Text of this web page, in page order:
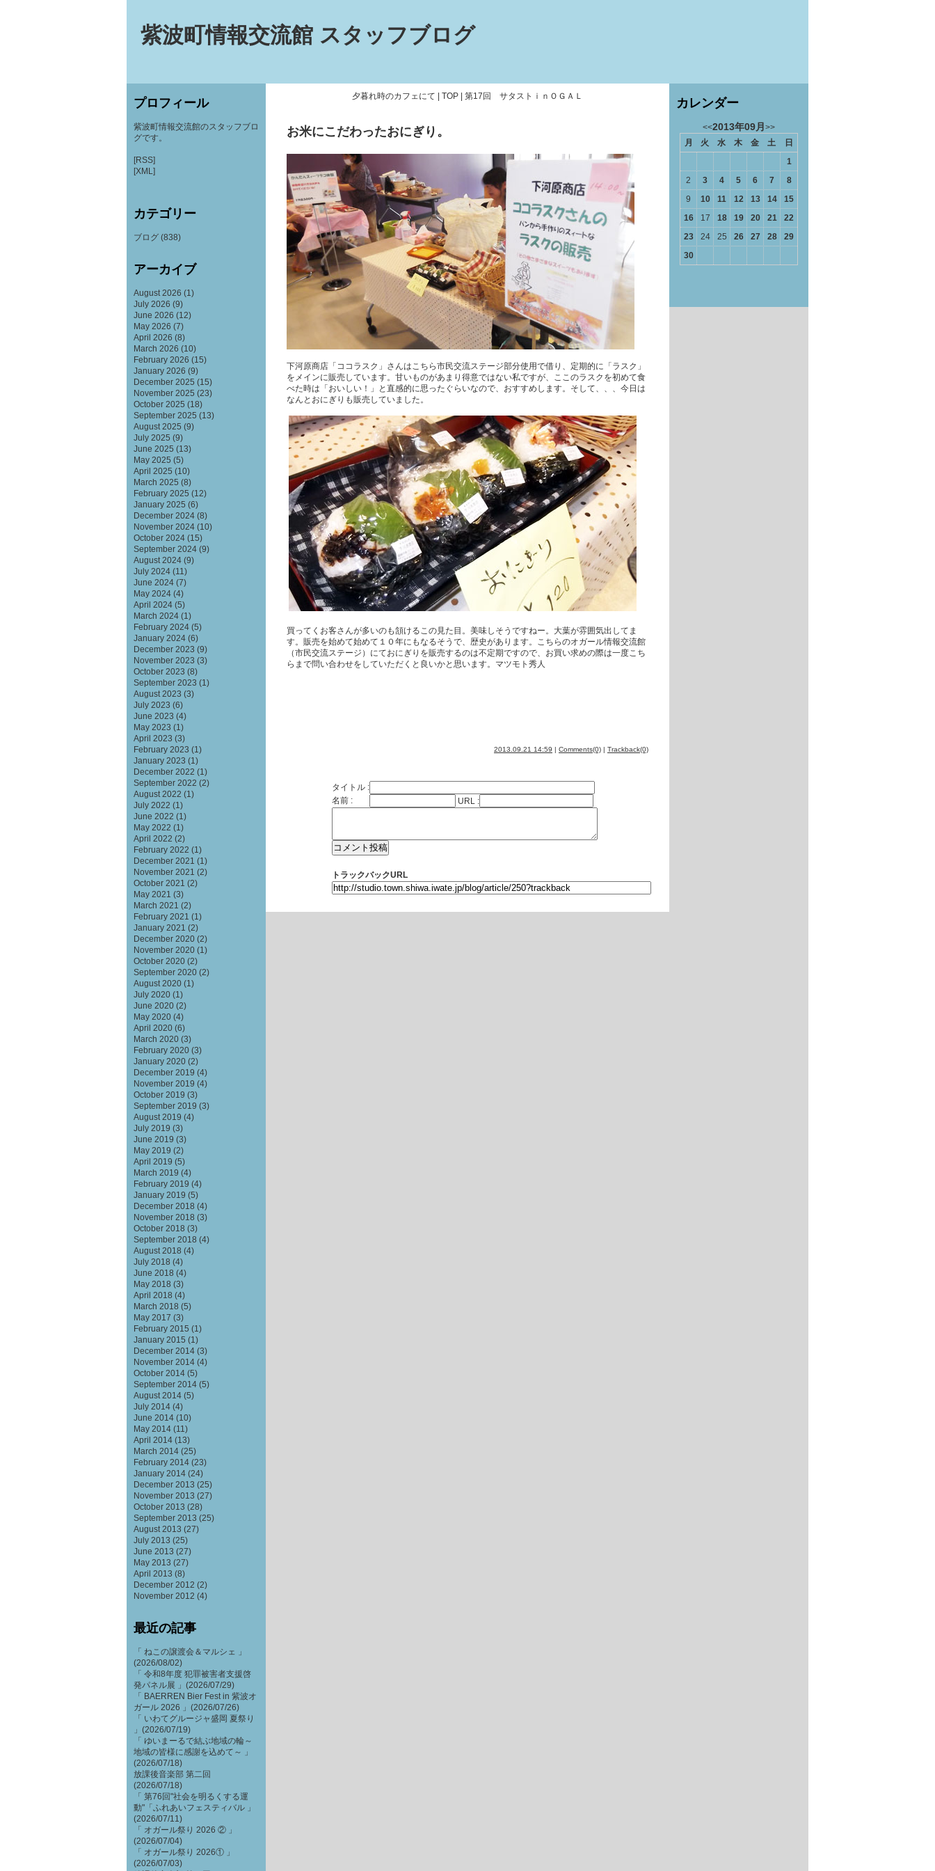
紫波町情報交流館 スタッフブログ
夕暮れ時のカフェにて TOP 第17回 サタストｉｎＯＧＡＬ
お米にこだわったおにぎり。
下河原商店「ココラスク」さんはこちら市民交流ステージ部分使用で借り、定期的に「ラスク」
をメインに販売しています。甘いものがあまり得意ではない私ですが、ここのラスクを初めて食
べた時は「おいしい！」と直感的に思ったぐらいなので、おすすめします。そして、、、今日は
なんとおにぎりも販売していました。
買ってくお客さんが多いのも頷けるこの見た目。美味しそうですねー。大葉が雰囲気出してま
す。販売を始めて始めて１０年にもなるそうで、歴史があります。こちらのオガール情報交流館
（市民交流ステージ）にておにぎりを販売するのは不定期ですので、お買い求めの際は一度こち
らまで問い合わせをしていただくと良いかと思います。マツモト秀人
2013.09.21 14:59 | Comments(0) | Trackback(0)
タイトル :
名前 :
URL :
トラックバックURL
プロフィール
紫波町情報交流館のスタッフブロ
グです。
[RSS]
[XML]
カテゴリー
ブログ (838)
アーカイブ
August 2026 (1)
July 2026 (9)
June 2026 (12)
May 2026 (7)
April 2026 (8)
March 2026 (10)
February 2026 (15)
January 2026 (9)
December 2025 (15)
November 2025 (23)
October 2025 (18)
September 2025 (13)
August 2025 (9)
July 2025 (9)
June 2025 (13)
May 2025 (5)
April 2025 (10)
March 2025 (8)
February 2025 (12)
January 2025 (6)
December 2024 (8)
November 2024 (10)
October 2024 (15)
September 2024 (9)
August 2024 (9)
July 2024 (11)
June 2024 (7)
May 2024 (4)
April 2024 (5)
March 2024 (1)
February 2024 (5)
January 2024 (6)
December 2023 (9)
November 2023 (3)
October 2023 (8)
September 2023 (1)
August 2023 (3)
July 2023 (6)
June 2023 (4)
May 2023 (1)
April 2023 (3)
February 2023 (1)
January 2023 (1)
December 2022 (1)
September 2022 (2)
August 2022 (1)
July 2022 (1)
June 2022 (1)
May 2022 (1)
April 2022 (2)
February 2022 (1)
December 2021 (1)
November 2021 (2)
October 2021 (2)
May 2021 (3)
March 2021 (2)
February 2021 (1)
January 2021 (2)
December 2020 (2)
November 2020 (1)
October 2020 (2)
September 2020 (2)
August 2020 (1)
July 2020 (1)
June 2020 (2)
May 2020 (4)
April 2020 (6)
March 2020 (3)
February 2020 (3)
January 2020 (2)
December 2019 (4)
November 2019 (4)
October 2019 (3)
September 2019 (3)
August 2019 (4)
July 2019 (3)
June 2019 (3)
May 2019 (2)
April 2019 (5)
March 2019 (4)
February 2019 (4)
January 2019 (5)
December 2018 (4)
November 2018 (3)
October 2018 (3)
September 2018 (4)
August 2018 (4)
July 2018 (4)
June 2018 (4)
May 2018 (3)
April 2018 (4)
March 2018 (5)
May 2017 (3)
February 2015 (1)
January 2015 (1)
December 2014 (3)
November 2014 (4)
October 2014 (5)
September 2014 (5)
August 2014 (5)
July 2014 (4)
June 2014 (10)
May 2014 (11)
April 2014 (13)
March 2014 (25)
February 2014 (23)
January 2014 (24)
December 2013 (25)
November 2013 (27)
October 2013 (28)
September 2013 (25)
August 2013 (27)
July 2013 (25)
June 2013 (27)
May 2013 (27)
April 2013 (8)
December 2012 (2)
November 2012 (4)
最近の記事
「 ねこの譲渡会＆マルシェ 」
(2026/08/02)
「 令和8年度 犯罪被害者支援啓
発パネル展 」(2026/07/29)
「 BAERREN Bier Fest in 紫波オ
ガール 2026 」(2026/07/26)
「 いわてグルージャ盛岡 夏祭り
」(2026/07/19)
「 ゆいまーるで結ぶ地域の輪～
地域の皆様に感謝を込めて～ 」
(2026/07/18)
放課後音楽部 第二回
(2026/07/18)
「 第76回"社会を明るくする運
動"「ふれあいフェスティバル 」
(2026/07/11)
「 オガール祭り 2026 ② 」
(2026/07/04)
「 オガール祭り 2026① 」
(2026/07/03)
カレンダー
<<2013年09月 >>
月
火 水 木 金 土
日
1
2
3 4 5 6 7
8
9
10 11 12 13 14
15
16
17 18 19 20 21
22
23
24 25 26 27 28
29
30